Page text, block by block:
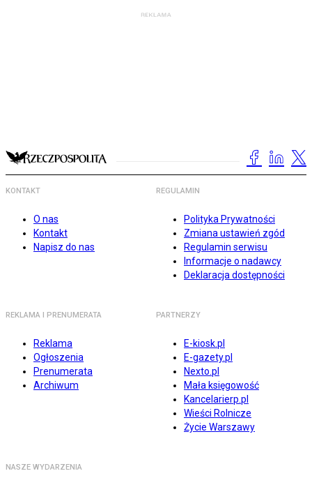
KONTAKT
O nas
Kontakt
Napisz do nas
REGULAMIN
Polityka Prywatności
Zmiana ustawień zgód
Regulamin serwisu
Informacje o nadawcy
Deklaracja dostępności
REKLAMA I PRENUMERATA
Reklama
Ogłoszenia
Prenumerata
Archiwum
PARTNERZY
E-kiosk.pl
E-gazety.pl
Nexto.pl
Mała księgowość
Kancelarierp.pl
Wieści Rolnicze
Życie Warszawy
NASZE WYDARZENIA